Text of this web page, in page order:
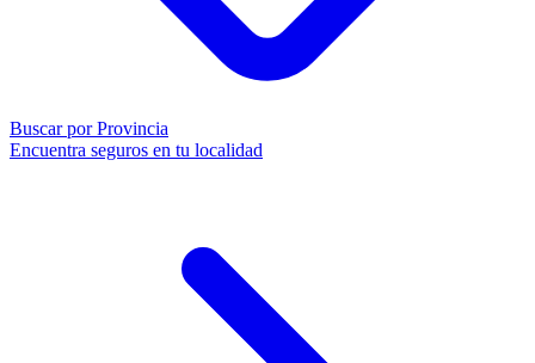
Buscar por Provincia
Encuentra seguros en tu localidad